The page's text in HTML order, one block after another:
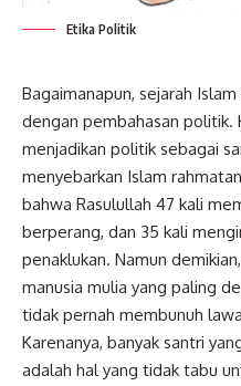
Etika Politik
Bagaimanapun, sejarah Islam
dengan pembahasan politik.
menjadikan politik sebagai
menyebarkan Islam
bahwa Rasulullah 47 kali
berperang, dan 35 kali
penaklukan. Namun
manusia mulia yang paling
tidak pernah membunuh
Karenanya, banyak santri
adalah hal yang tidak tabu